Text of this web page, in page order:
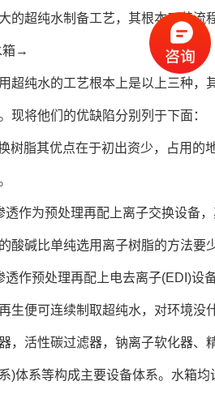
的超纯水制备工艺，其根本工艺
箱→
超纯水的工艺根本上是以上三种
现将他们的优缺陷分别列于下面：
树脂其优点在于初出资少，占用
透作为预处理再配上离子交换设备
酸碱比单纯选用离子树脂的方法要
透作预处理再配上电去离子(EDI)设
生便可连续制取超纯水，对环境
，活性碳过滤器，钠离子软化器
)体系等构成主要设备体系。水箱